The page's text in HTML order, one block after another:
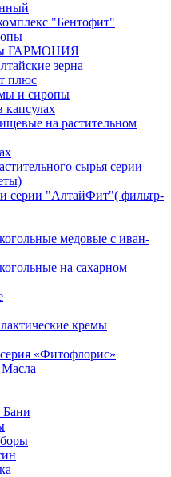
"Бентофит"
ГАРМОНИЯ
зерна
плюс
и сиропы
капсулах
на растительном
сырья серии
серии "АлтайФит"( фильтр-
медовые с иван-
на сахарном
кремы
«Фитофлорис»
Масла
Бани